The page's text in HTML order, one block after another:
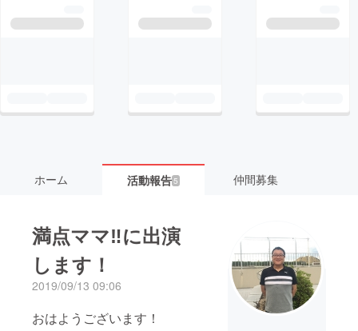
ホーム 活動報告5 仲間募集
満点ママ‼︎に出演
します！
2019/09/13 09:06
おはようございます！